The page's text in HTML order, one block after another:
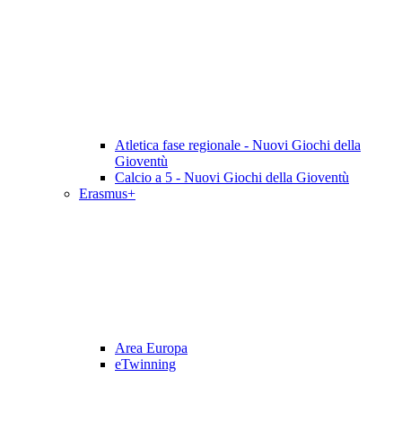
Atletica fase regionale - Nuovi Giochi della
Gioventù
Calcio a 5 - Nuovi Giochi della Gioventù
Erasmus+
Area Europa
eTwinning